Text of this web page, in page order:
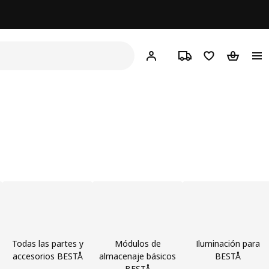
¡Hej! Inicia sesión
Seguimiento del
Lista deBolsa de
Todas las partes y
accesorios BESTÅ
Módulos de
almacenaje básicos
Iluminación para
BESTÅ